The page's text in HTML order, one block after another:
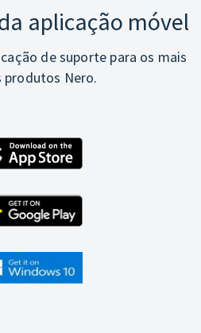
aplicação móvel
de suporte para os mais
produtos Nero.